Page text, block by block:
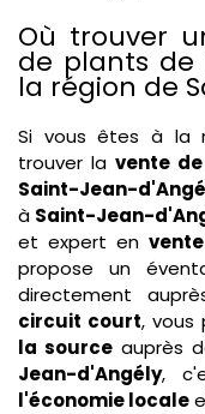
Où trouver
de plants de
la région de
Si vous êtes à la
trouver la vente
Saint-Jean-
à Saint-Jean-
et expert en
propose un
directement
circuit court, vous
la source auprès
Jean-d'Angély,
l'économie locale